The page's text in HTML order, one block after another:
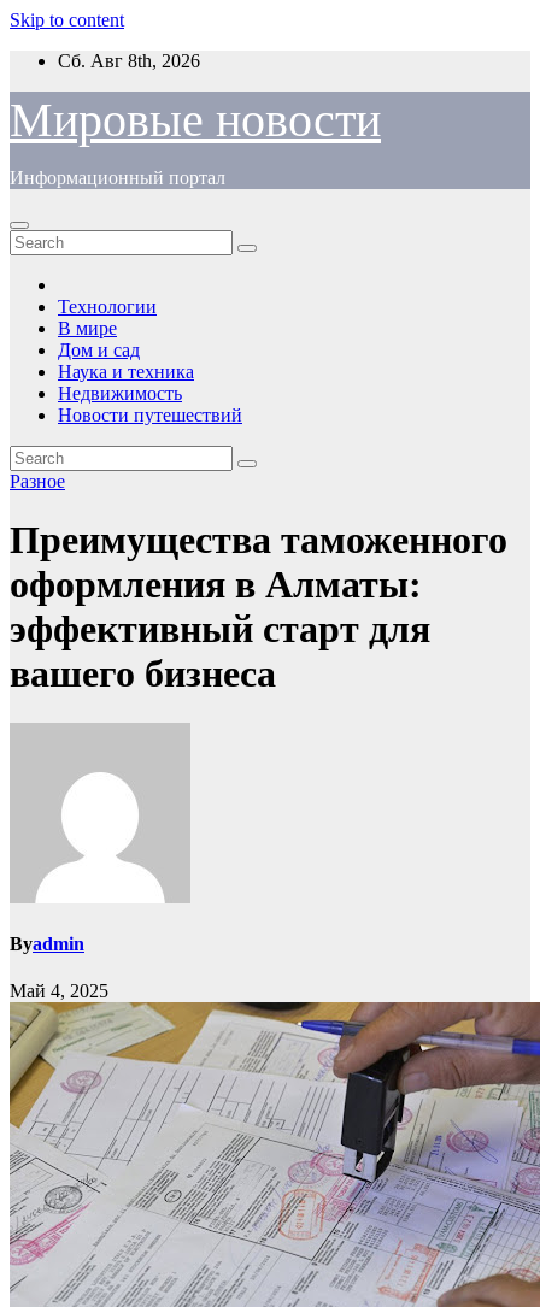
Skip to content
Сб. Авг 8th, 2026
Мировые новости
Информационный портал
Технологии
В мире
Дом и сад
Наука и техника
Недвижимость
Новости путешествий
Разное
Преимущества таможенного
оформления в Алматы:
эффективный старт для
вашего бизнеса
Byadmin
Май 4, 2025